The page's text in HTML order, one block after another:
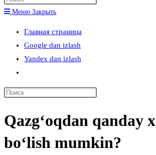
по
веб-
сайту
Меню Закрыть
Главная страница
Google dan izlash
Yandex dan izlash
по
сайту
Поиск
сайте
Qazgʻoqdan qanday
boʻlish mumkin?